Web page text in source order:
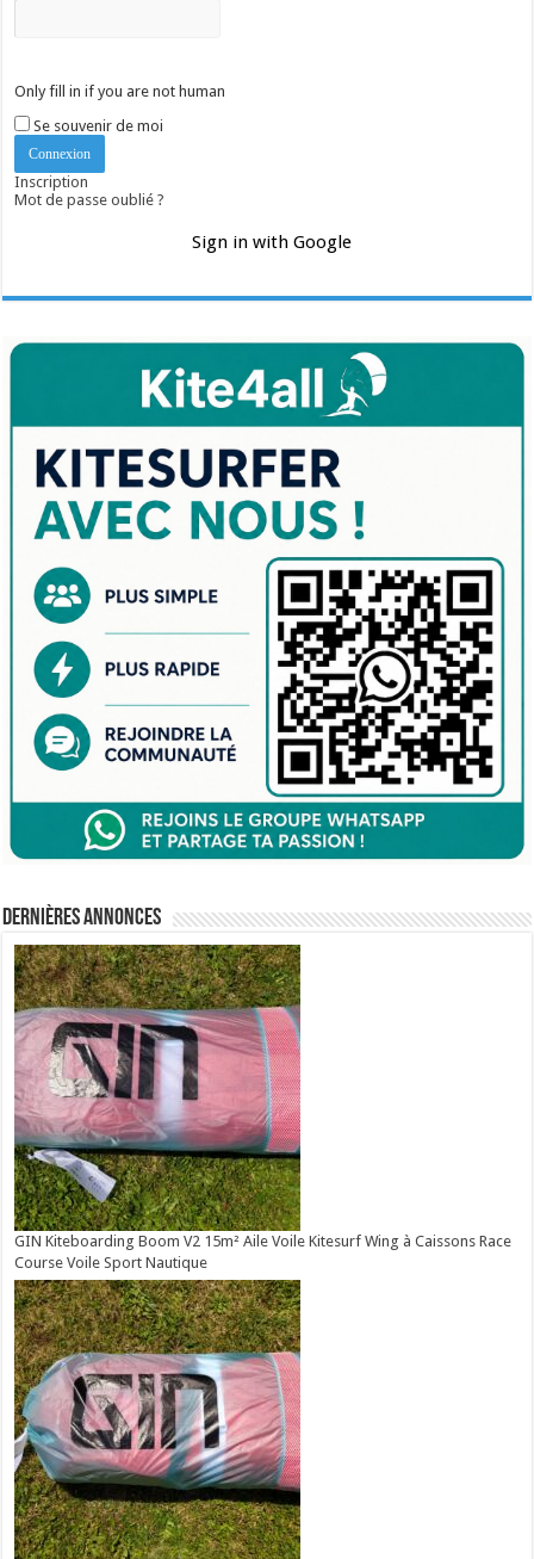
Only fill in if you are not human
Se souvenir de moi
Inscription
Mot de passe oublié ?
Sign in with Google
Dernières annonces
GIN Kiteboarding Boom V2 15m² Aile Voile Kitesurf Wing à Caissons Race
Course Voile Sport Nautique